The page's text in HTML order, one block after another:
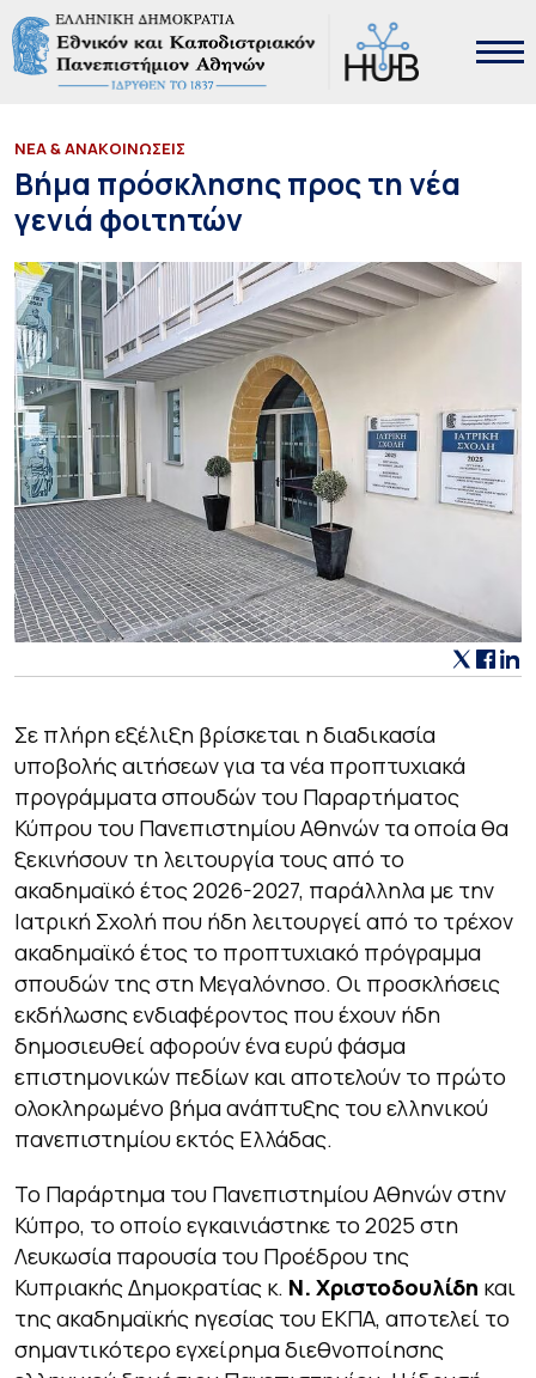
ΝΕΑ & ΑΝΑΚΟΙΝΩΣΕΙΣ
Βήμα πρόσκλησης προς τη νέα
γενιά φοιτητών
Σε πλήρη εξέλιξη βρίσκεται η διαδικασία
υποβολής αιτήσεων για τα νέα προπτυχιακά
προγράμματα σπουδών του Παραρτήματος
Κύπρου του Πανεπιστημίου Αθηνών τα οποία θα
ξεκινήσουν τη λειτουργία τους από το
ακαδημαϊκό έτος 2026-2027, παράλληλα με την
Ιατρική Σχολή που ήδη λειτουργεί από το τρέχον
ακαδημαϊκό έτος το προπτυχιακό πρόγραμμα
σπουδών της στη Μεγαλόνησο. Οι προσκλήσεις
εκδήλωσης ενδιαφέροντος που έχουν ήδη
δημοσιευθεί αφορούν ένα ευρύ φάσμα
επιστημονικών πεδίων και αποτελούν το πρώτο
ολοκληρωμένο βήμα ανάπτυξης του ελληνικού
πανεπιστημίου εκτός Ελλάδας.
Το Παράρτημα του Πανεπιστημίου Αθηνών στην
Κύπρο, το οποίο εγκαινιάστηκε το 2025 στη
Λευκωσία παρουσία του Προέδρου της
Κυπριακής Δημοκρατίας κ. Ν. Χριστοδουλίδη και
της ακαδημαϊκής ηγεσίας του ΕΚΠΑ, αποτελεί το
σημαντικότερο εγχείρημα διεθνοποίησης